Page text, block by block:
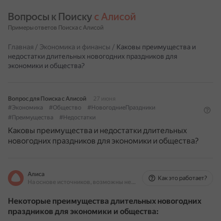
Вопросы к Поиску с Алисой
Примеры ответов Поиска с Алисой
Главная / Экономика и финансы / Каковы преимущества и
недостатки длительных новогодних праздников для
экономики и общества?
Вопрос для Поиска с Алисой
27 июня
#Экономика
#Общество
#НовогодниеПраздники
#Преимущества
#Недостатки
Каковы преимущества и недостатки длительных
новогодних праздников для экономики и общества?
Алиса
На основе источников, возможны неточности
Как это работает?
Некоторые преимущества длительных новогодних
праздников для экономики и общества: